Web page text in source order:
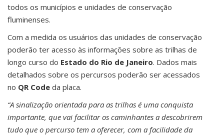
todos os municípios e unidades de conservação
fluminenses.
Com a medida os usuários das unidades de conservação
poderão ter acesso às informações sobre as trilhas de
longo curso do Estado do Rio de Janeiro. Dados mais
detalhados sobre os percursos poderão ser acessados
no QR Code da placa.
“A sinalização orientada para as trilhas é uma conquista
importante, que vai facilitar os caminhantes a descobrirem
tudo que o percurso tem a oferecer, com a facilidade da